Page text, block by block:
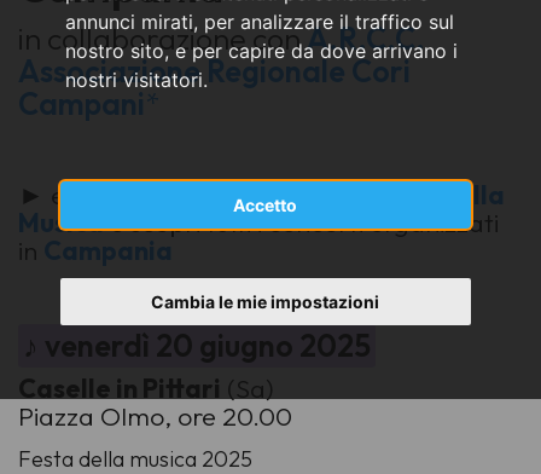
annunci mirati, per analizzare il traffico sul
nostro sito, e per capire da dove arrivano i
nostri visitatori.
Accetto
Cambia le mie impostazioni
in collaborazione conA.R.C.C.
Associazione Regionale Cori
Campani*
► esplora il sito ufficiale della
Festa della
Musicae scopri tutti i concerti organizzati
in Campania
♪ venerdì 20 giugno 2025
Caselle in Pittari (Sa)
Piazza Olmo, ore 20.00
Festa della musica 2025